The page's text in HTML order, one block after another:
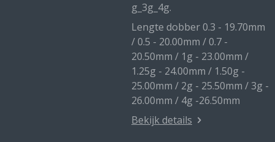
g_3g_4g.
Lengte dobber 0.3 - 19.70mm
/ 0.5 - 20.00mm / 0.7 -
20.50mm / 1g - 23.00mm /
1.25g - 24.00mm / 1.50g -
25.00mm / 2g - 25.50mm / 3g -
26.00mm / 4g -26.50mm
Bekijk details